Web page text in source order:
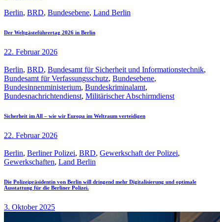
Berlin, BRD, Bundesebene, Land Berlin
Der Weltgästeführertag 2026 in Berlin
22. Februar 2026
Berlin, BRD, Bundesamt für Sicherheit und Informationstechnik,
Bundesamt für Verfassungsschutz, Bundesebene,
Bundesinnenministerium, Bundeskriminalamt,
Bundesnachrichtendienst, Militärischer Abschirmdienst
Sicherheit im All – wie wir Europa im Weltraum verteidigen
22. Februar 2026
Berlin, Berliner Polizei, BRD, Gewerkschaft der Polizei,
Gewerkschaften, Land Berlin
Die Polizeipräsidentin von Berlin will dringend mehr Digitalisierung und optimale
Ausstattung für die Berliner Polizei.
3. Oktober 2025